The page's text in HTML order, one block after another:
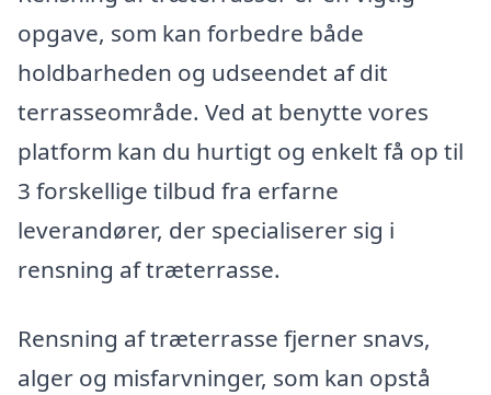
opgave, som kan forbedre både
holdbarheden og udseendet af dit
terrasseområde. Ved at benytte vores
platform kan du hurtigt og enkelt få op til
3 forskellige tilbud fra erfarne
leverandører, der specialiserer sig i
rensning af træterrasse.
Rensning af træterrasse fjerner snavs,
alger og misfarvninger, som kan opstå